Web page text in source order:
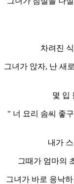
차려진
그녀가 앉자, 난 새
몇 입
" 너 요리 솜씨 좋
내가
그때가 엄마의
그녀가 바로 응낙